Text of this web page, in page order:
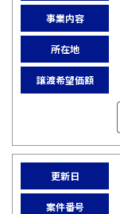
事業内容
所在地
譲渡希望価額
更新日
案件番号